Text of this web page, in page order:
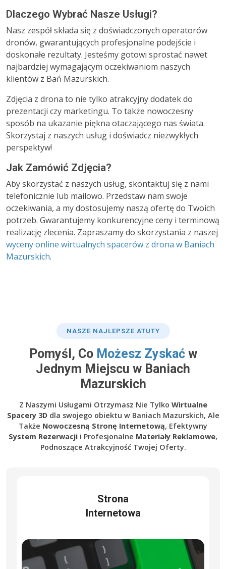
Dlaczego Wybrać Nasze Usługi?
Nasz zespół składa się z doświadczonych operatorów
dronów, gwarantujących profesjonalne podejście i
doskonałe rezultaty. Jesteśmy gotowi sprostać nawet
najbardziej wymagającym oczekiwaniom naszych
klientów z Bań Mazurskich.
Zdjęcia z drona to nie tylko atrakcyjny dodatek do
prezentacji czy marketingu. To także nowoczesny
sposób na ukazanie piękna otaczającego nas świata.
Skorzystaj z naszych usług i doświadcz niezwykłych
perspektyw!
Jak Zamówić Zdjęcia?
Aby skorzystać z naszych usług, skontaktuj się z nami
telefonicznie lub mailowo. Przedstaw nam swoje
oczekiwania, a my dostosujemy naszą ofertę do Twoich
potrzeb. Gwarantujemy konkurencyjne ceny i terminową
realizację zlecenia. Zapraszamy do skorzystania z naszej
wyceny online wirtualnych spacerów z drona w Baniach
Mazurskich.
NASZE NAJLEPSZE ATUTY
Pomyśl, Co Możesz Zyskaćw
Jednym Miejscu w Baniach
Mazurskich
Z Naszymi Usługami Otrzymasz Nie Tylko Wirtualne
Spacery 3Ddla swojego obiektu w Baniach Mazurskich, Ale
Także Nowoczesną Stronę Internetową, Efektywny
System Rezerwacji i Profesjonalne Materiały Reklamowe,
Podnoszące Atrakcyjność Twojej Oferty.
Strona
Internetowa